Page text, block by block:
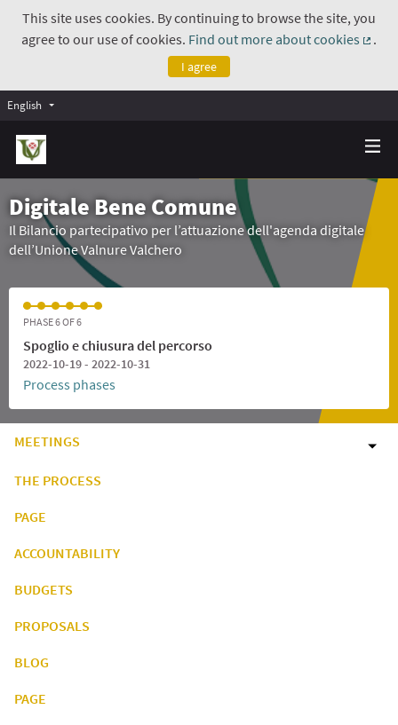
This site uses cookies. By continuing to browse the site, you
agree to our use of cookies. Find out more about cookies
.
I agree
English
Digitale Bene Comune
Il Bilancio partecipativo per l’attuazione dell'agenda digitale
dell’Unione Valnure Valchero
PHASE 6 OF 6
Spoglio e chiusura del percorso
2022-10-19 - 2022-10-31
Process phases
MEETINGS
THE PROCESS
PAGE
ACCOUNTABILITY
BUDGETS
PROPOSALS
BLOG
PAGE